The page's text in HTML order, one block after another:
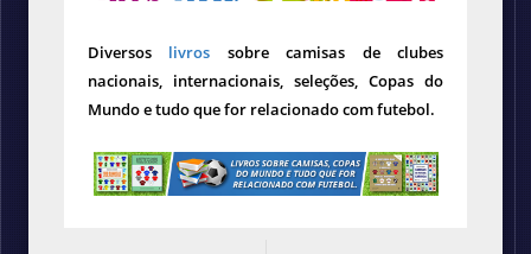
Diversos livros sobre camisas de clubes
nacionais, internacionais, seleções, Copas do
Mundo e tudo que for relacionado com futebol.